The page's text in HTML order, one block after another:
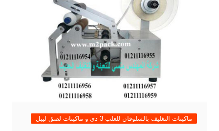
ماكينات التغليف بالسلوفان للعلب 3 دي و ماكينات لصق ليبل